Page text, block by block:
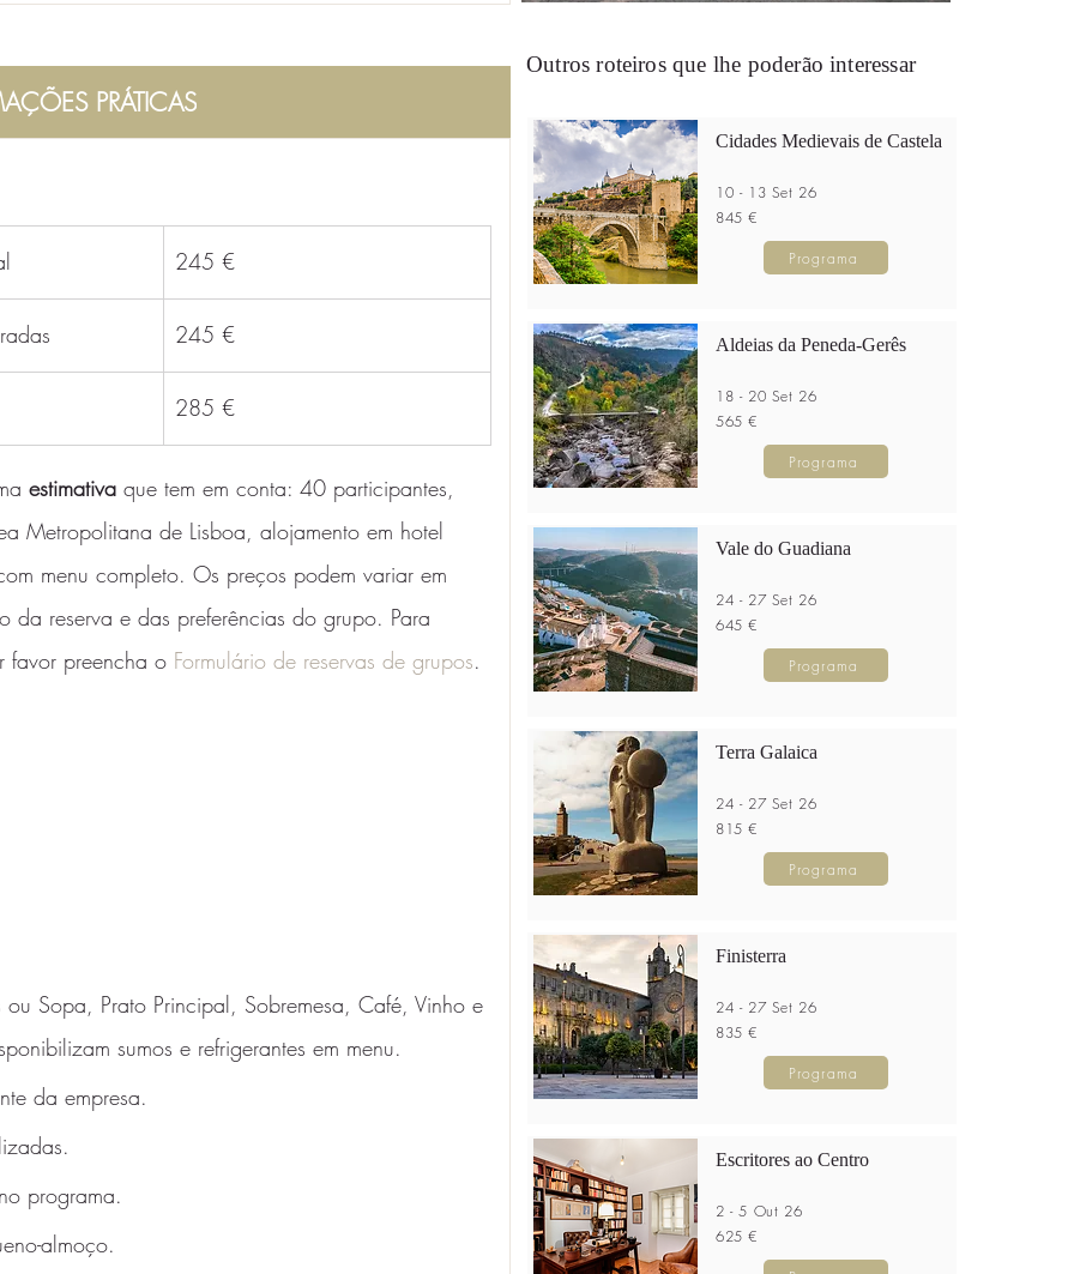
PRÁTICAS
245 €
245 €
285 €
estimativa que tem em conta: 40 participantes,
Metropolitana de Lisboa, alojamento em hotel
menu completo. Os preços podem variar em
da reserva e das preferências do grupo. Para
favor preencha o Formulário de reservas de grupos.
Sopa, Prato Principal, Sobremesa, Café, Vinho e
sumos e refrigerantes em menu.
da empresa.
programa.
almoço.
Outros roteiros que lhe poderão interessar
Cidades Medievais de Castela
10 - 13 Set 26
845 €
Programa
Aldeias da Peneda-Gerês
18 - 20 Set 26
565 €
Programa
Vale do Guadiana
24 - 27 Set 26
645 €
Programa
Terra Galaica
24 - 27 Set 26
815 €
Programa
Finisterra
24 - 27 Set 26
835 €
Programa
Escritores ao Centro
2 - 5 Out 26
625 €